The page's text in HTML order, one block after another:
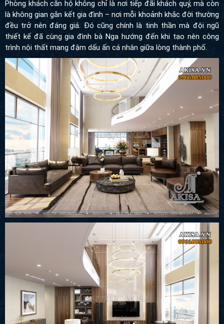
Phòng khách căn hộ không chỉ là nơi tiếp đãi khách quý, mà còn
là không gian gắn kết gia đình – nơi mỗi khoảnh khắc đời thường
đều trở nên đáng giá. Đó cũng chính là tinh thần mà đội ngũ
thiết kế đã cùng gia đình bà Nga hướng đến khi tạo nên công
trình nội thất mang đậm dấu ấn cá nhân giữa lòng thành phố.